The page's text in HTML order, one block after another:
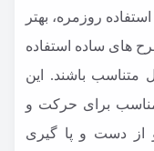
روزمره، بهتر
های ساده استفاده
متناسب باشند. این
برای حرکت و
از دست و پا گیری